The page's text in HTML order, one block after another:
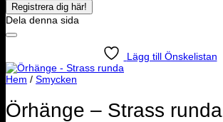
Dela denna sida
Lägg till Önskelistan
Hem / Smycken
Örhänge – Strass runda